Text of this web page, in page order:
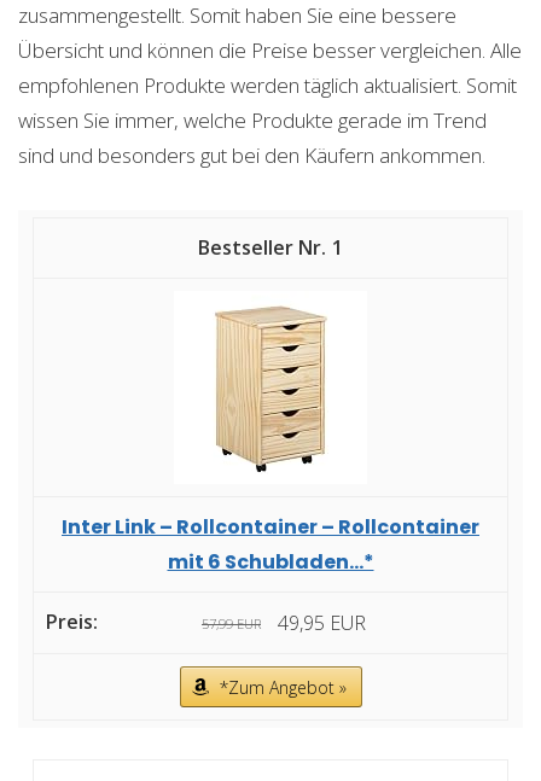
zusammengestellt. Somit haben Sie eine bessere
Übersicht und können die Preise besser vergleichen. Alle
empfohlenen Produkte werden täglich aktualisiert. Somit
wissen Sie immer, welche Produkte gerade im Trend
sind und besonders gut bei den Käufern ankommen.
1
Inter Link – Rollcontainer – Rollcontainer
mit 6 Schubladen...*
57,99 EUR 49,95 EUR
*Zum Angebot »